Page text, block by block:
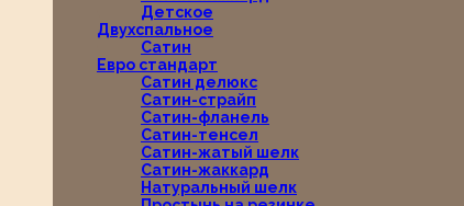
Детское
Двухспальное
Сатин
Евро стандарт
Сатин делюкс
Сатин-страйп
Сатин-фланель
Сатин-тенсел
Сатин-жатый шелк
Сатин-жаккард
Натуральный шелк